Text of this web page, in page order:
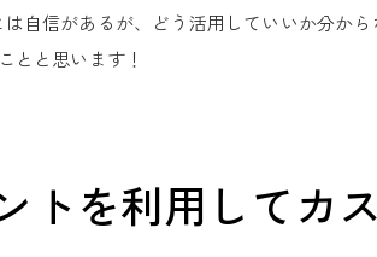
自信があるが、どう活用していいか分から
とと思います！
トを利用してカ